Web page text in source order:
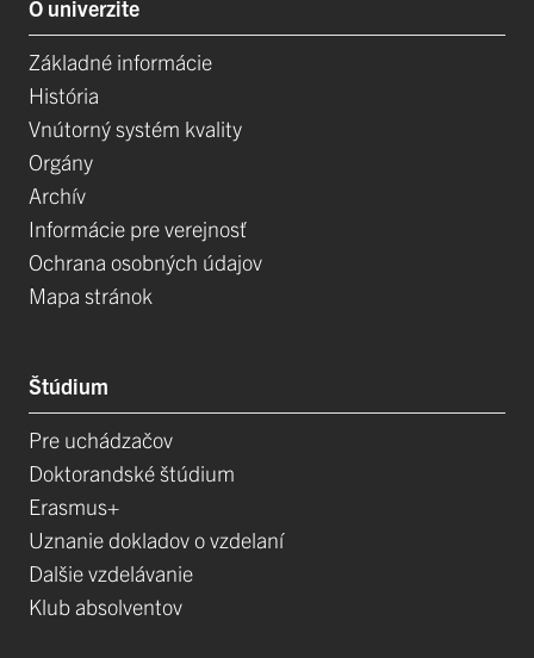
O univerzite
Základné informácie
História
Vnútorný systém kvality
Orgány
Archív
Informácie pre verejnosť
Ochrana osobných údajov
Mapa stránok
Štúdium
Pre uchádzačov
Doktorandské štúdium
Erasmus+
Uznanie dokladov o vzdelaní
Dalšie vzdelávanie
Klub absolventov